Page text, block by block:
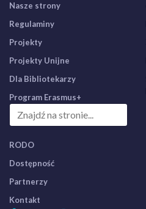
Nasze strony
Regulaminy
Projekty
Projekty Unijne
Dla Bibliotekarzy
Program Erasmus+
RODO
Dostępność
Partnerzy
Kontakt